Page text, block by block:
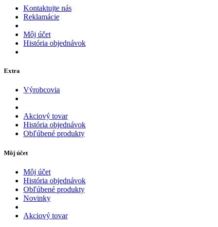
Kontaktujte nás
Reklamácie
Môj účet
História objednávok
Extra
Výrobcovia
Akciový tovar
História objednávok
Obľúbené produkty
Môj účet
Môj účet
História objednávok
Obľúbené produkty
Novinky
Akciový tovar